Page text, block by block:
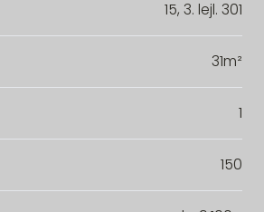
15, 3. lejl. 301
31m²
1
150